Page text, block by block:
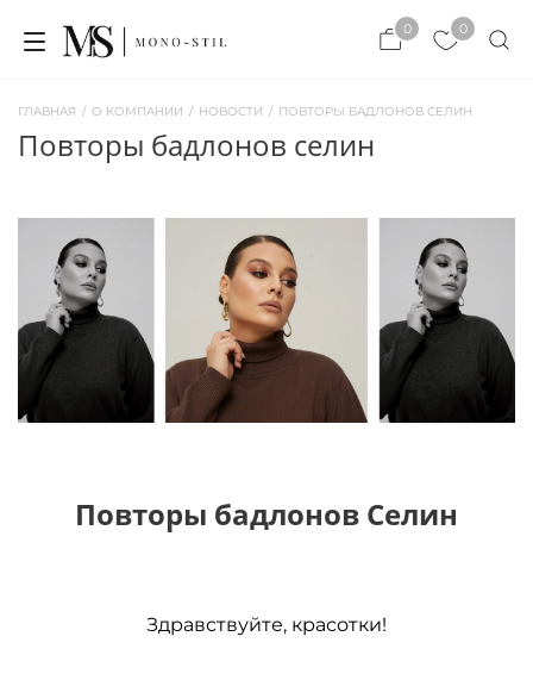
0
0
ЗАКРЫТЬ ×
×
ГЛАВНАЯ / О КОМПАНИИ / НОВОСТИ / ПОВТОРЫ БАДЛОНОВ СЕЛИН
повторы бадлонов селин
Повторы бадлонов Селин
Здравствуйте, красотки!